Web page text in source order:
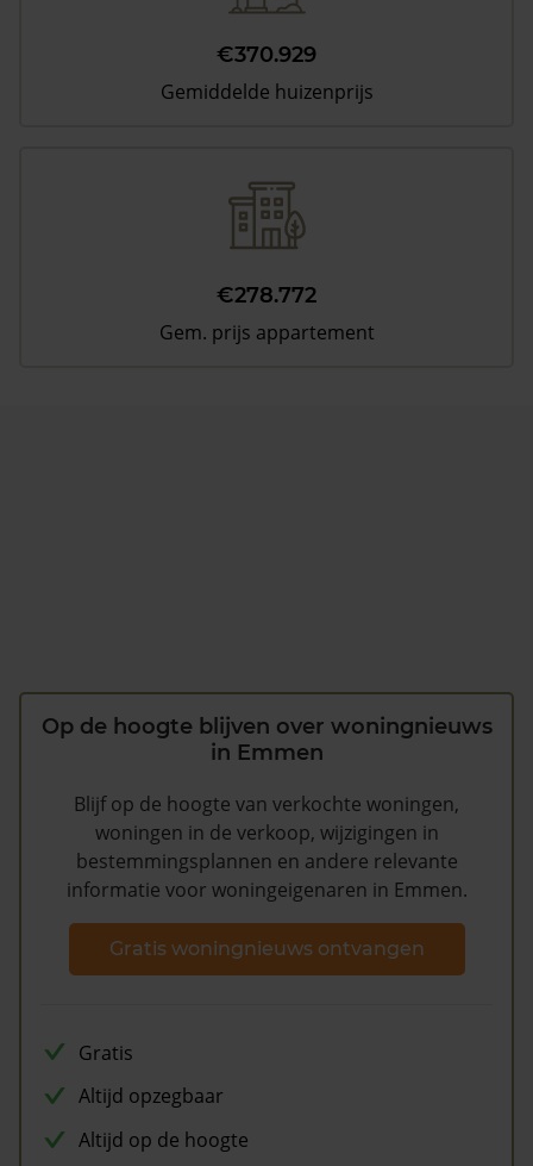
€370.929
Gemiddelde huizenprijs
€278.772
Gem. prijs appartement
Op de hoogte blijven over woningnieuws
in Emmen
Blijf op de hoogte van verkochte woningen,
woningen in de verkoop, wijzigingen in
bestemmingsplannen en andere relevante
informatie voor woningeigenaren in Emmen.
Gratis woningnieuws ontvangen
Gratis
Altijd opzegbaar
Altijd op de hoogte